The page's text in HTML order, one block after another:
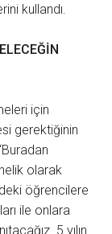
kullandı.
için
gerektiğinin
olarak
öğrencilere
ile onlara
5 yılın